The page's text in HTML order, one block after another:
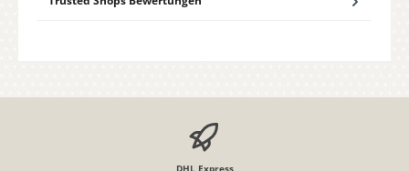
DHL Express